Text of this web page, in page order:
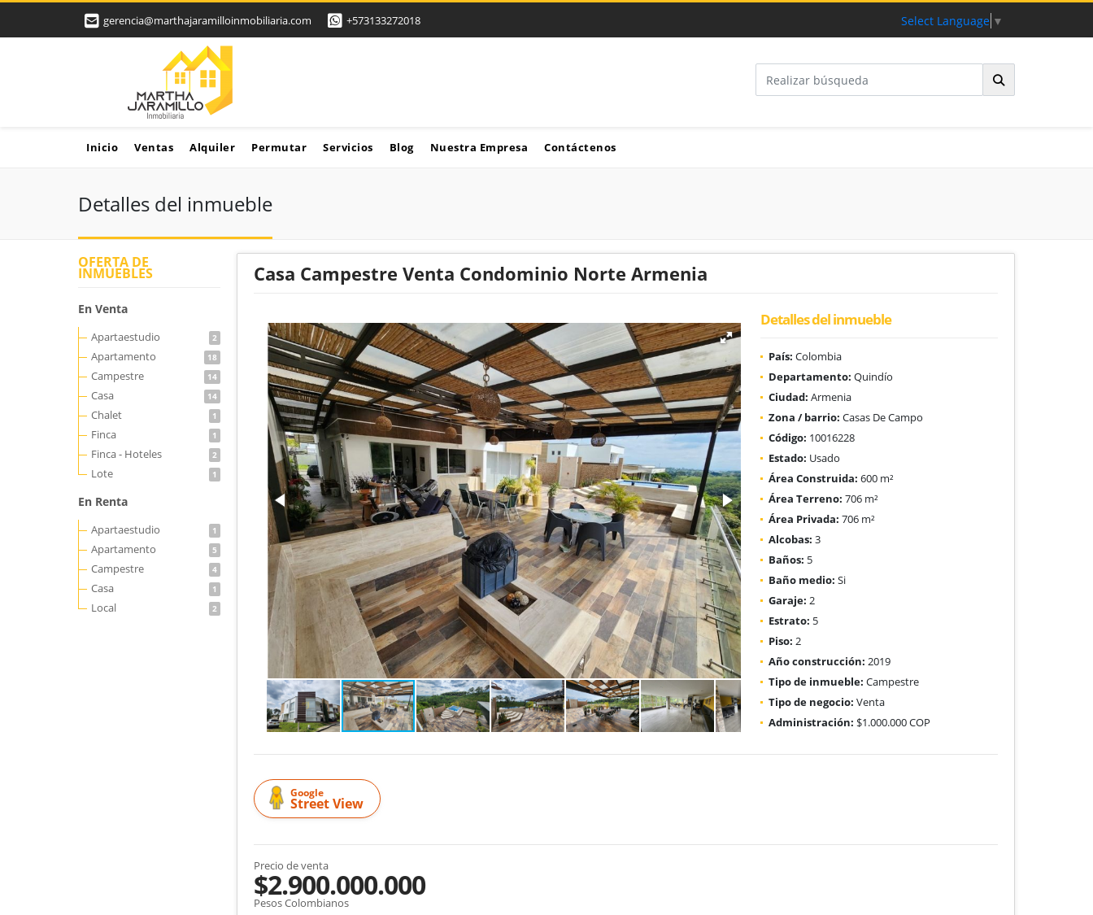
gerencia@marthajaramilloinmobiliaria.com +573133272018 Select Language ▼
Inicio Ventas Alquiler Permutar Servicios Blog Nuestra Empresa Contáctenos
Detalles del inmueble
OFERTA DE
INMUEBLES
En Venta
Apartaestudio 2
Apartamento 18
Campestre 14
Casa 14
Chalet 1
Finca 1
Finca - Hoteles 2
Lote 1
En Renta
Apartaestudio 1
Apartamento 5
Campestre 4
Casa 1
Local 2
Casa Campestre Venta Condominio Norte Armenia
Detalles del inmueble
País: Colombia
Departamento: Quindío
Ciudad: Armenia
Zona / barrio: Casas De Campo
Código: 10016228
Estado: Usado
Área Construida: 600 m²
Área Terreno: 706 m²
Área Privada: 706 m²
Alcobas: 3
Baños: 5
Baño medio: Si
Garaje: 2
Estrato: 5
Piso: 2
Año construcción: 2019
Tipo de inmueble: Campestre
Tipo de negocio: Venta
Administración: $1.000.000 COP
Google
Street View
Precio de venta
$2.900.000.000
Pesos Colombianos